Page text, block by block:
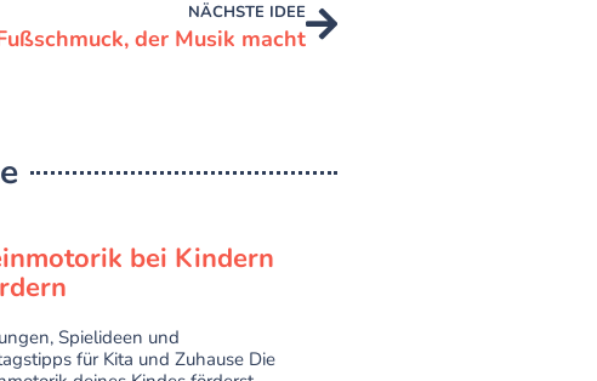
NÄCHSTE IDEE
der Musik macht
bei Kindern
Spielideen und
für Kita und Zuhause Die